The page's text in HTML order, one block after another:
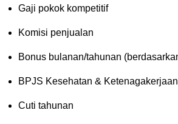
Gaji pokok kompetitif
Komisi penjualan
Bonus bulanan/tahunan
BPJS Kesehatan & Ketenagakerjaan
Cuti tahunan